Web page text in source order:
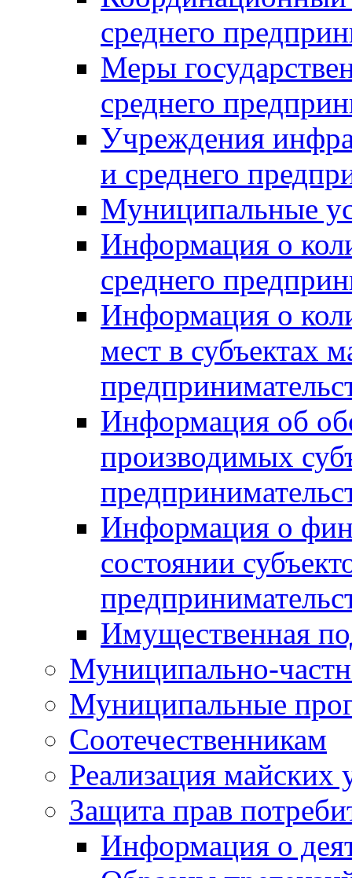
среднего
Меры
среднего
Учреждения
и среднего
Муниципальные
Информация о
среднего
Информация о
мест в субъектах
Информация об
производимых
Информация о
состоянии
Имущественная
Муниципально-
Муниципальные
Соотечественникам
Реализация майских
Защита прав
Информация о